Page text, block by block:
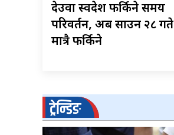
देउवा स्वदेश फर्किने समय
परिवर्तन, अब साउन २८ गते
मात्रै फर्किने
ट्रेन्डिङ